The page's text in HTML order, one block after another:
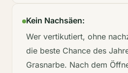
Kein Nachsäen:
Wer vertikutiert, ohne
die beste Chance des
Grasnarbe. Nach dem